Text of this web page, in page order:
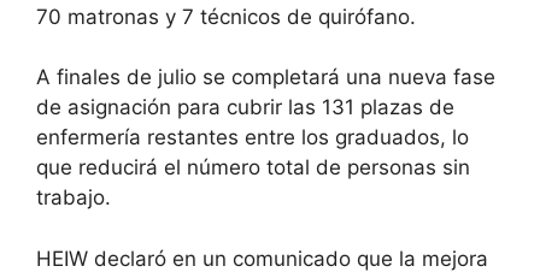
70 matronas y 7 técnicos de quirófano.
A finales de julio se completará una nueva fase
de asignación para cubrir las 131 plazas de
enfermería restantes entre los graduados, lo
que reducirá el número total de personas sin
trabajo.
HEIW declaró en un comunicado que la mejora